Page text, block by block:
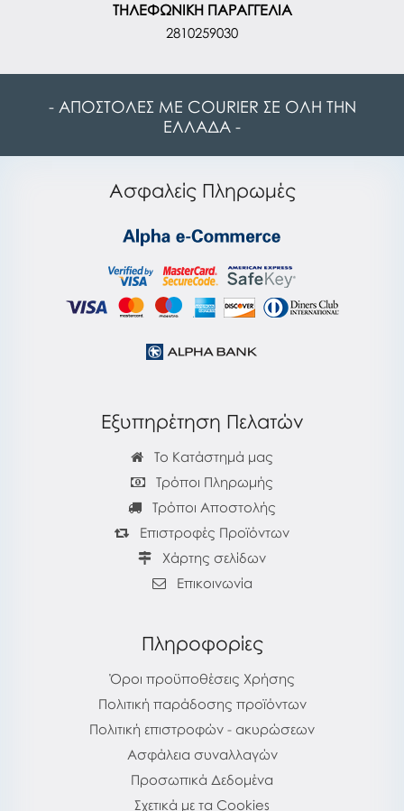
ΤΗΛΕΦΩΝΙΚΗ ΠΑΡΑΓΓΕΛΙΑ
2810259030
- ΑΠΟΣΤΟΛΕΣ ΜΕ COURIER ΣΕ ΟΛΗ ΤΗΝ
ΕΛΛΑΔΑ -
Ασφαλείς Πληρωμές
Εξυπηρέτηση Πελατών
Το Κατάστημά μας
Τρόποι Πληρωμής
Τρόποι Αποστολής
Επιστροφές Προϊόντων
Χάρτης σελίδων
Επικοινωνία
Πληροφορίες
Όροι προϋποθέσεις Χρήσης
Πολιτική παράδοσης προϊόντων
Πολιτική επιστροφών - ακυρώσεων
Ασφάλεια συναλλαγών
Προσωπικά Δεδομένα
Σχετικά με τα Cookies